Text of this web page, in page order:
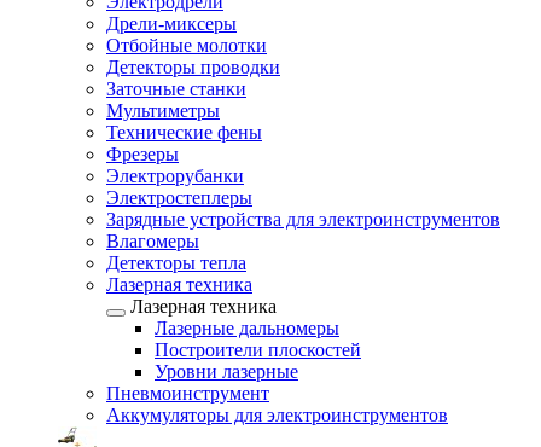
Дрели-миксеры
Отбойные молотки
Детекторы проводки
Заточные станки
Мультиметры
Технические фены
Фрезеры
Электрорубанки
Электростеплеры
Зарядные устройства для электроинструментов
Влагомеры
Детекторы тепла
Лазерная техника
Лазерная техника
Лазерные дальномеры
Построители плоскостей
Уровни лазерные
Пневмоинструмент
Аккумуляторы для электроинструментов